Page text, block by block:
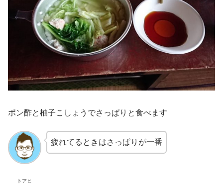
ポン酢と柚子こしょうでさっぱりと食べます
トアヒ
疲れてるときはさっぱりが一番